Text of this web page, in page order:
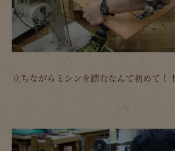
立ちながらミシンを踏むなんて初めて！！